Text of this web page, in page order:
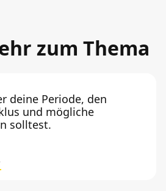
zum Thema
deine Periode, den
und mögliche
solltest.